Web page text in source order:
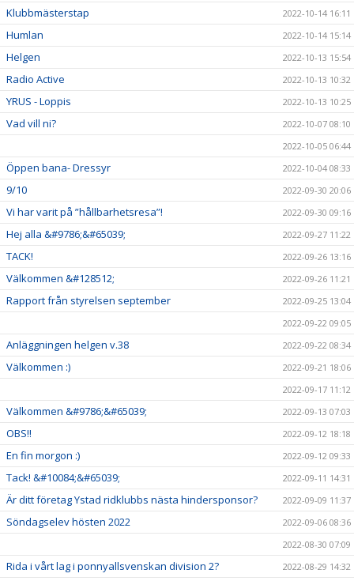
Klubbmästerstap 2022-10-14 16:11
Humlan 2022-10-14 15:14
Helgen 2022-10-13 15:54
Radio Active 2022-10-13 10:32
YRUS - Loppis 2022-10-13 10:25
Vad vill ni?
2022-10-07 08:10
2022-10-05 06:44
Öppen bana- Dressyr 2022-10-04 08:33
9/10 2022-09-30 20:06
Vi har varit på ”hållbarhetsresa”! 2022-09-30 09:16
Hej alla &#9786;&#65039; 2022-09-27 11:22
TACK! 2022-09-26 13:16
Välkommen &#128512; 2022-09-26 11:21
Rapport från styrelsen september
2022-09-25 13:04
2022-09-22 09:05
Anläggningen helgen v.38 2022-09-22 08:34
Välkommen :)
2022-09-21 18:06
2022-09-17 11:12
Välkommen &#9786;&#65039; 2022-09-13 07:03
OBS!! 2022-09-12 18:18
En fin morgon :) 2022-09-12 09:33
Tack! &#10084;&#65039; 2022-09-11 14:31
Är ditt företag Ystad ridklubbs nästa hindersponsor? 2022-09-09 11:37
Söndagselev hösten 2022
2022-09-06 08:36
2022-08-30 07:09
Rida i vårt lag i ponnyallsvenskan division 2? 2022-08-29 14:32